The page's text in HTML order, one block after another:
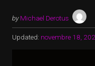
by Michael Derotus
Updated: novembre 18,